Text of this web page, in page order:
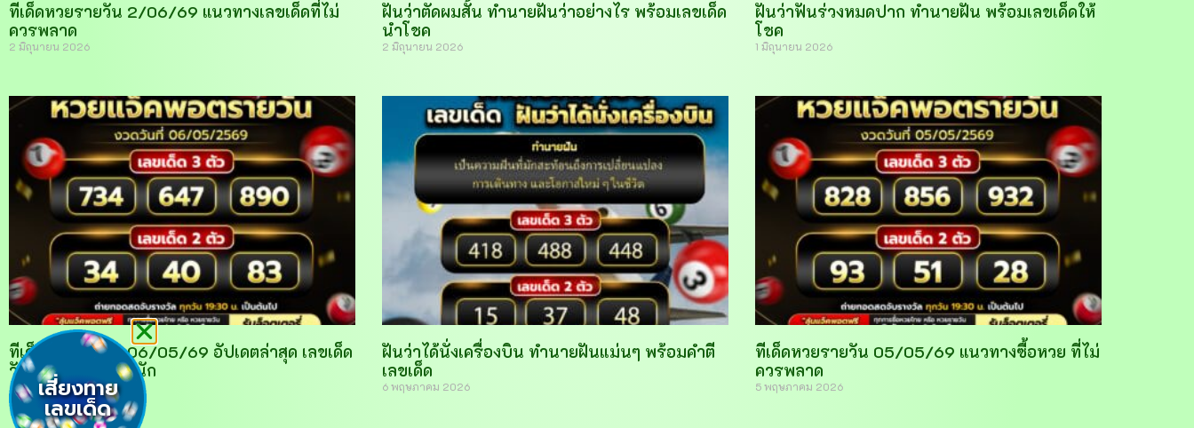
ทีเด็ดหวยรายวัน 2/06/69 แนวทางเลขเด็ดที่ไม่
ควรพลาด
2 มิถุนายน 2026
ฝันว่าตัดผมสั้น ทำนายฝันว่าอย่างไร พร้อมเลขเด็ด
นำโชค
2 มิถุนายน 2026
ฝันว่าฟันร่วงหมดปาก ทำนายฝัน พร้อมเลขเด็ดให้
โชค
1 มิถุนายน 2026
ทีเด็ดหวยรายวัน 06/05/69 อัปเดตล่าสุด เลขเด็ด
วันนี้ แม่นยำทุกสำนัก
6 พฤษภาคม 2026
ฝันว่าได้นั่งเครื่องบิน ทำนายฝันแม่นๆ พร้อมคำตี
เลขเด็ด
6 พฤษภาคม 2026
ทีเด็ดหวยรายวัน 05/05/69 แนวทางซื้อหวย ที่ไม่
ควรพลาด
5 พฤษภาคม 2026
เสี่ยงทาย
เลขเด็ด